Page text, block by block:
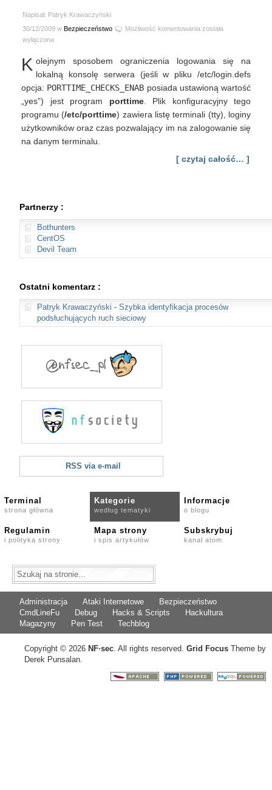
Napisał: Patryk Krawaczyński
30/12/2009 w Bezpieczeństwo Możliwość komentowania Zły
na
konsoli
została
wyłączona
K olejnym sposobem ograniczenia logowania się na
lokalną konsolę serwera (jeśli w pliku /etc/login.defs
opcja: PORTTIME_CHECKS_ENAB posiada ustawioną wartość
„yes”) jest program porttime. Plik konfiguracyjny tego
programu (/etc/porttime) zawiera listę terminali (tty), loginy
użytkowników oraz czas pozwalający im na zalogowanie się
na danym terminalu.
[ czytaj całość… ]
Partnerzy :
Bothunters
CentOS
Devil Team
Ostatni komentarz :
Patryk Krawaczyński - Szybka identyfikacja procesów
podsłuchujących ruch sieciowy
RSS via e-mail
Terminal
strona główna
Kategorie
według tematyki
Informacje
o blogu
Regulamin
i polityka strony
Mapa strony
i spis artykułów
Subskrybuj
kanał atom
Administracja Ataki Internetowe
Bezpieczeństwo
CmdLineFu
Debug Hacks & Scripts
Hackultura
Magazyny
Pen Test Techblog
Copyright © 2026 NF·sec. All rights reserved. Grid Focus Theme by
Derek Punsalan.